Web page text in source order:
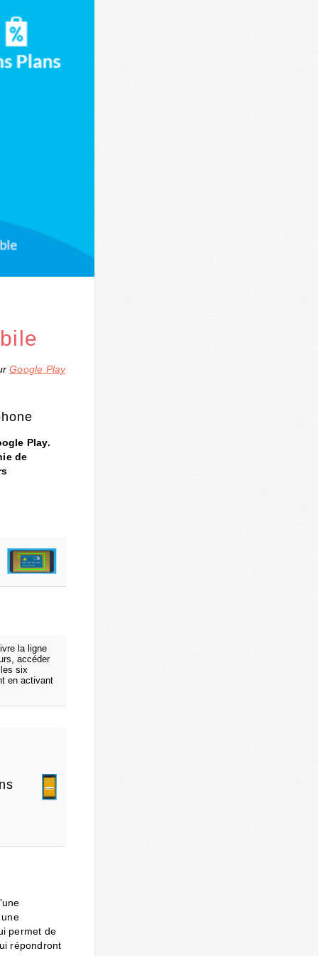
Google Play
Play.
de
la ligne
accéder
six
en activant
permet de
répondront